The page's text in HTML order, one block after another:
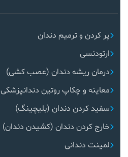
پر کردن و ترمیم دندان
ارتودنسی
درمان ریشه دندان (عصب کشی)
معاینه و چکاپ روتین دندانپزشکی
سفید کردن دندان (بلیچینگ)
خارج کردن دندان (کشیدن دندان)
لمینت دندانی